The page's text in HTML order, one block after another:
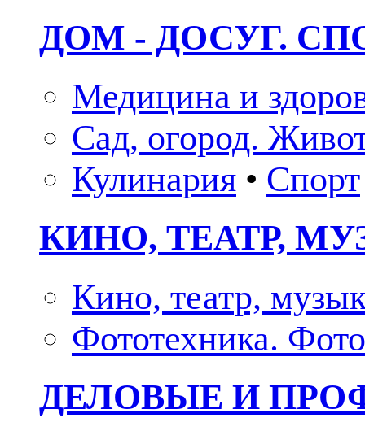
ДОМ - ДОСУГ.
Медицина и
Сад, огород.
Кулинария • Спорт
КИНО, ТЕАТР,
Кино, театр,
Фототехника.
ДЕЛОВЫЕ И